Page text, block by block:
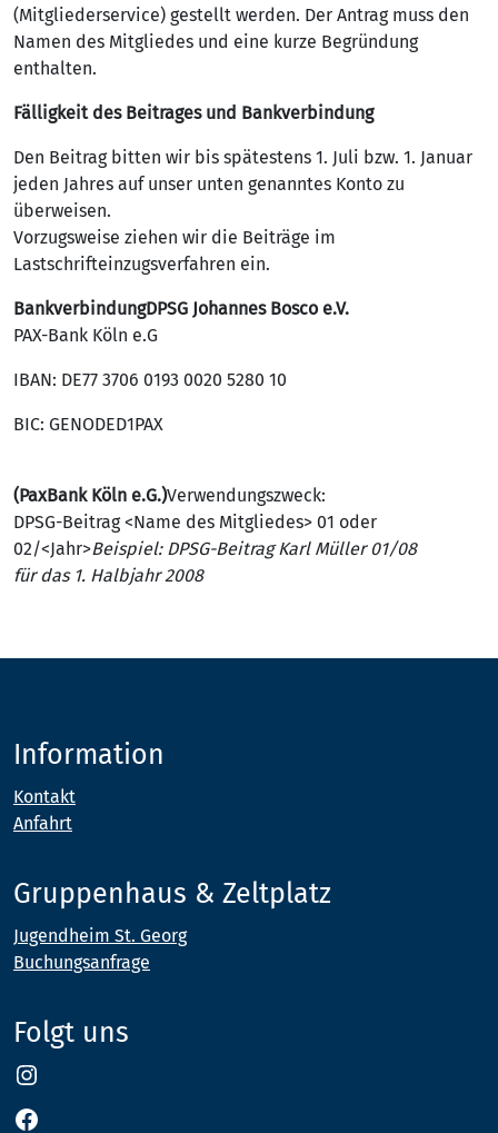
(Mitgliederservice) gestellt werden. Der Antrag muss den
Namen des Mitgliedes und eine kurze Begründung
enthalten.
Fälligkeit des Beitrages und Bankverbindung
Den Beitrag bitten wir bis spätestens 1. Juli bzw. 1. Januar
jeden Jahres auf unser unten genanntes Konto zu
überweisen.
Vorzugsweise ziehen wir die Beiträge im
Lastschrifteinzugsverfahren ein.
BankverbindungDPSG Johannes Bosco e.V.
PAX-Bank Köln e.G
IBAN: DE77 3706 0193 0020 5280 10
BIC: GENODED1PAX
(PaxBank Köln e.G.)Verwendungszweck:
DPSG-Beitrag <Name des Mitgliedes> 01 oder
02/<Jahr>Beispiel: DPSG-Beitrag Karl Müller 01/08
für das 1. Halbjahr 2008
Information
Kontakt
Anfahrt
Gruppenhaus & Zeltplatz
Jugendheim St. Georg
Buchungsanfrage
Folgt uns
Instagram
Facebook